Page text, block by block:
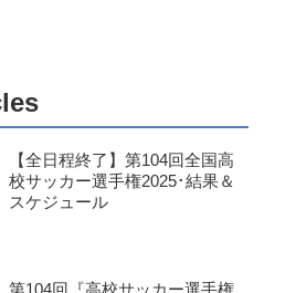
【全日程終了】第104回全国高
校サッカー選手権2025･結果＆
スケジュール